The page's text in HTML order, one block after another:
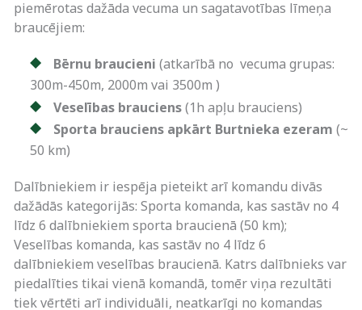
piemērotas dažāda vecuma un sagatavotības līmeņa
braucējiem:
Bērnu braucieni (atkarībā no vecuma grupas:
300m-450m, 2000m vai 3500m )
Veselības brauciens(1h apļu brauciens)
Sporta brauciens apkārt Burtnieka ezeram (~
50 km)
Dalībniekiem ir iespēja pieteikt arī komandu divās
dažādās kategorijās: Sporta komanda, kas sastāv no 4
līdz 6 dalībniekiem sporta braucienā (50 km);
Veselības komanda, kas sastāv no 4 līdz 6
dalībniekiem veselības braucienā. Katrs dalībnieks var
piedalīties tikai vienā komandā, tomēr viņa rezultāti
tiek vērtēti arī individuāli, neatkarīgi no komandas